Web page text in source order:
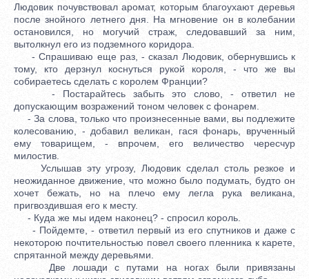
Людовик почувствовал аромат, которым благоухают деревья
после знойного летнего дня. На мгновение он в колебании
остановился, но могучий страж, следовавший за ним,
вытолкнул его из подземного коридора.
- Спрашиваю еще раз, - сказал Людовик, обернувшись к
тому, кто дерзнул коснуться рукой короля, - что же вы
собираетесь сделать с королем Франции?
- Постарайтесь забыть это слово, - ответил не
допускающим возражений тоном человек с фонарем.
- За слова, только что произнесенные вами, вы подлежите
колесованию, - добавил великан, гася фонарь, врученный
ему товарищем, - впрочем, его величество чересчур
милостив.
Услышав эту угрозу, Людовик сделал столь резкое и
неожиданное движение, что можно было подумать, будто он
хочет бежать, но на плечо ему легла рука великана,
пригвоздившая его к месту.
- Куда же мы идем наконец? - спросил король.
- Пойдемте, - ответил первый из его спутников и даже с
некоторою почтительностью повел своего пленника к карете,
спрятанной между деревьями.
Две лошади с путами на ногах были привязаны